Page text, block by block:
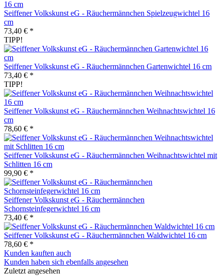
Seiffener Volkskunst eG - Räuchermännchen Spielzeugwichtel 16
cm
73,40 € *
TIPP!
Seiffener Volkskunst eG - Räuchermännchen Gartenwichtel 16 cm
73,40 € *
TIPP!
Seiffener Volkskunst eG - Räuchermännchen Weihnachtswichtel 16
cm
78,60 € *
Seiffener Volkskunst eG - Räuchermännchen Weihnachtswichtel mit
Schlitten 16 cm
99,90 € *
Seiffener Volkskunst eG - Räuchermännchen
Schornsteinfegerwichtel 16 cm
73,40 € *
Seiffener Volkskunst eG - Räuchermännchen Waldwichtel 16 cm
78,60 € *
Kunden kauften auch
Kunden haben sich ebenfalls angesehen
Zuletzt angesehen